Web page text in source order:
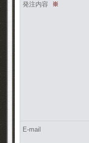
発注内容 ※
E-mail